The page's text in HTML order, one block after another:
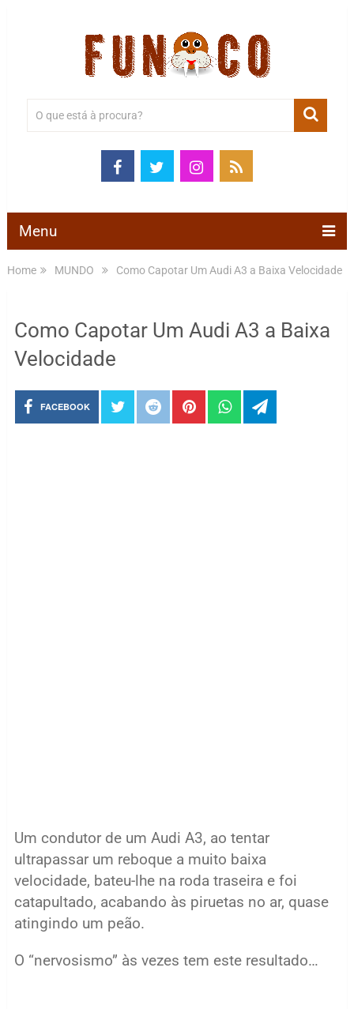
Menu
Home MUNDO Como Capotar Um Audi A3 a Baixa Velocidade
Como Capotar Um Audi A3 a Baixa
Velocidade
FACEBOOK
Um condutor de um Audi A3, ao tentar
ultrapassar um reboque a muito baixa
velocidade, bateu-lhe na roda traseira e foi
catapultado, acabando às piruetas no ar, quase
atingindo um peão.
O “nervosismo” às vezes tem este resultado…